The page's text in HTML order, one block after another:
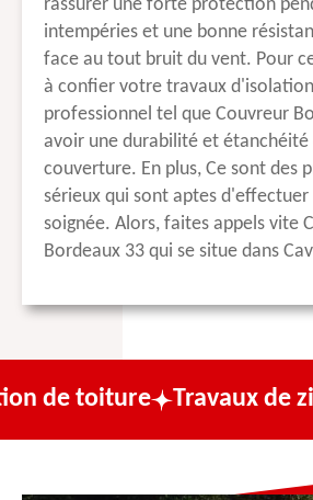
rassurer une forte protection
intempéries et une bonne
face au tout bruit du vent. Pour
à confier votre travaux
professionnel tel que Couvreur
avoir une durabilité et
couverture. En plus, Ce sont des
sérieux qui sont aptes
soignée. Alors, faites appels vite
Bordeaux 33 qui se situe dans
Travaux de zinguerie